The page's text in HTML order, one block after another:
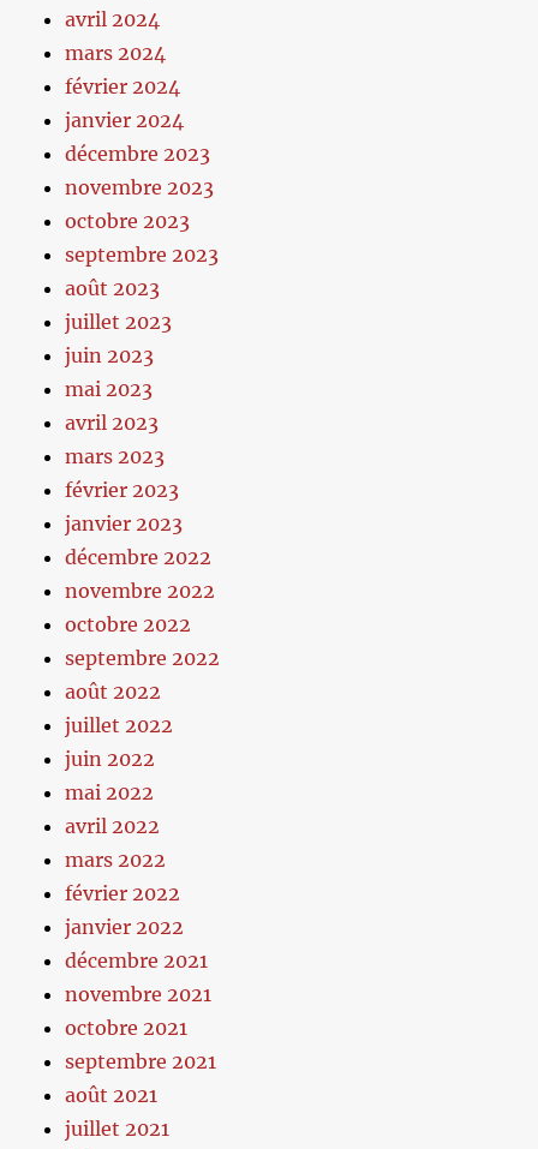
avril 2024
mars 2024
février 2024
janvier 2024
décembre 2023
novembre 2023
octobre 2023
septembre 2023
août 2023
juillet 2023
juin 2023
mai 2023
avril 2023
mars 2023
février 2023
janvier 2023
décembre 2022
novembre 2022
octobre 2022
septembre 2022
août 2022
juillet 2022
juin 2022
mai 2022
avril 2022
mars 2022
février 2022
janvier 2022
décembre 2021
novembre 2021
octobre 2021
septembre 2021
août 2021
juillet 2021